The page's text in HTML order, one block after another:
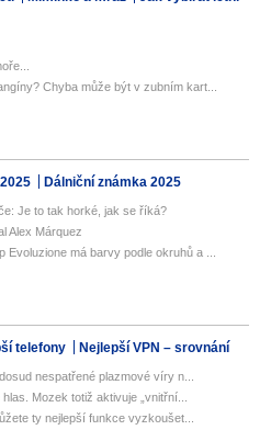
Chyba může být v zubním kart...
Dálniční známka 2025
Je to tak horké, jak se říká?
Alex Márquez
má barvy podle okruhů a ...
telefony Nejlepší VPN – srovnání
nespatřené plazmové víry n...
Mozek totiž aktivuje „vnitřní...
ty nejlepší funkce vyzkoušet...